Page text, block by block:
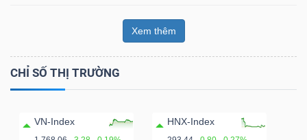
Xem thêm
CHỈ SỐ THỊ TRƯỜNG
VN-Index HNX-Index